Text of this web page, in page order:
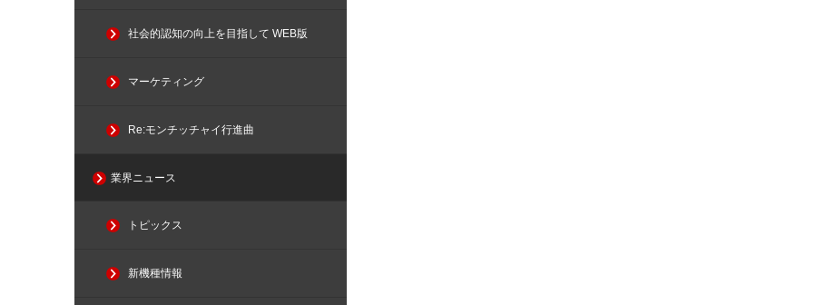
社会的認知の向上を目指して WEB版
マーケティング
Re:モンチッチャイ行進曲
業界ニュース
トピックス
新機種情報